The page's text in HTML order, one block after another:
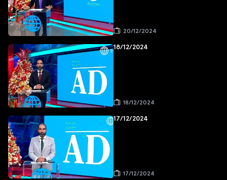
20/12/2024
18/12/2024
18/12/2024
17/12/2024
17/12/2024